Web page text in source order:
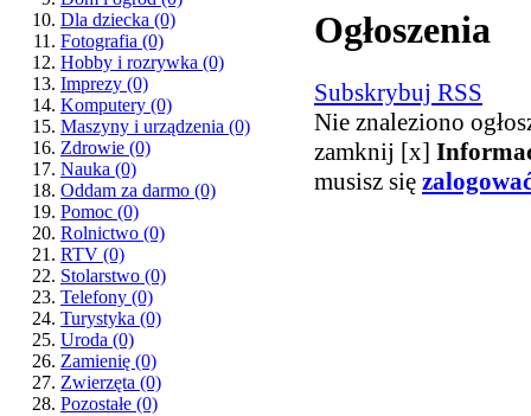
Dla dziecka (0)
Fotografia (0)
Hobby i rozrywka (0)
Imprezy (0)
Komputery (0)
Maszyny i urządzenia (0)
Zdrowie (0)
Nauka (0)
Oddam za darmo (0)
Pomoc (0)
Rolnictwo (0)
RTV (0)
Stolarstwo (0)
Telefony (0)
Turystyka (0)
Uroda (0)
Zamienię (0)
Zwierzęta (0)
Pozostałe (0)
Ogłoszenia
Subskrybuj RSS
Nie znaleziono
zamknij [x]
musisz się